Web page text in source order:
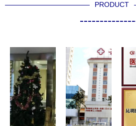
PRODUCT